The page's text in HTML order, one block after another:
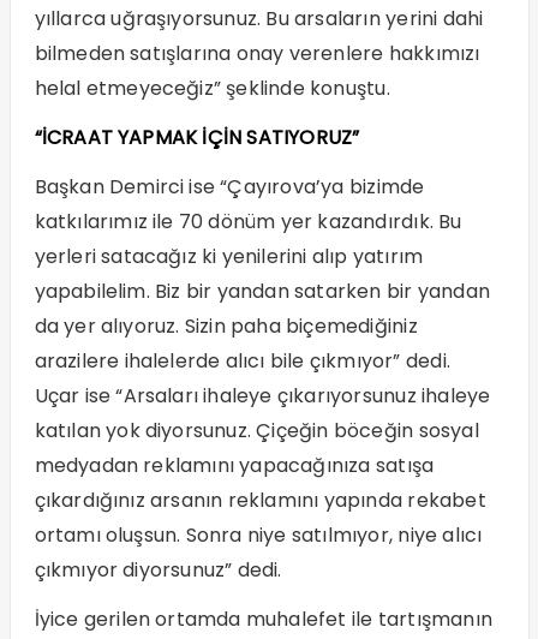
yıllarca uğraşıyorsunuz. Bu arsaların yerini dahi
bilmeden satışlarına onay verenlere hakkımızı
helal etmeyeceğiz” şeklinde konuştu.
“İCRAAT YAPMAK İÇİN SATIYORUZ”
Başkan Demirci ise “Çayırova’ya bizimde
katkılarımız ile 70 dönüm yer kazandırdık. Bu
yerleri satacağız ki yenilerini alıp yatırım
yapabilelim. Biz bir yandan satarken bir yandan
da yer alıyoruz. Sizin paha biçemediğiniz
arazilere ihalelerde alıcı bile çıkmıyor” dedi.
Uçar ise “Arsaları ihaleye çıkarıyorsunuz ihaleye
katılan yok diyorsunuz. Çiçeğin böceğin sosyal
medyadan reklamını yapacağınıza satışa
çıkardığınız arsanın reklamını yapında rekabet
ortamı oluşsun. Sonra niye satılmıyor, niye alıcı
çıkmıyor diyorsunuz” dedi.
İyice gerilen ortamda muhalefet ile tartışmanın